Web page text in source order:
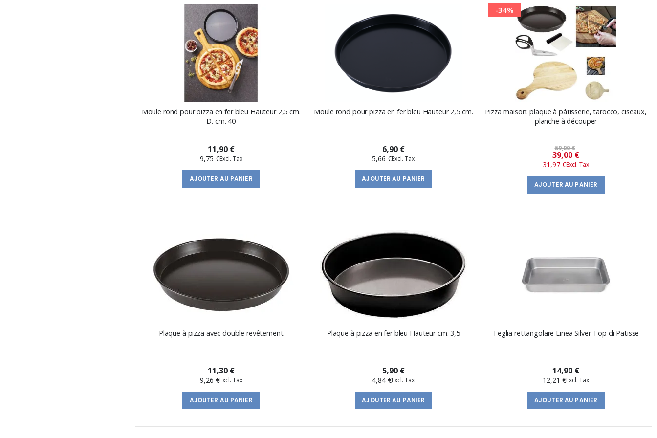
Moule rond pour pizza en fer bleu Hauteur 2,5 cm.
D. cm. 40
11,90 €
9,75 €
AJOUTER AU PANIER
Moule rond pour pizza en fer bleu Hauteur 2,5 cm.
6,90 €
5,66 €
AJOUTER AU PANIER
-34%
Pizza maison: plaque à pâtisserie, tarocco, ciseaux,
planche à découper
59,00 €
Prix
​​
spécial
39,00 €
31,97 €
AJOUTER AU PANIER
Plaque à pizza avec double revêtement
11,30 €
9,26 €
AJOUTER AU PANIER
Plaque à pizza en fer bleu Hauteur cm. 3,5
5,90 €
4,84 €
AJOUTER AU PANIER
Teglia rettangolare Linea Silver-Top di Patisse
14,90 €
12,21 €
AJOUTER AU PANIER